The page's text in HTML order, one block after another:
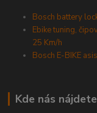
Bosch battery
Ebike tuning,
25 Km/h
Bosch E-BIKE
Kde nás nájdete